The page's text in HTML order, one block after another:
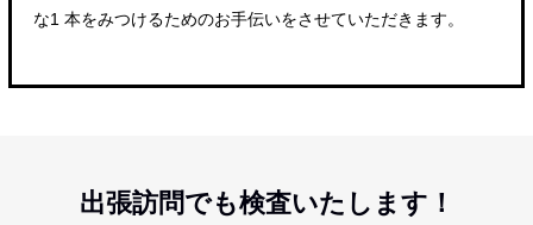
な1 本をみつけるためのお手伝いをさせていただきます。
出張訪問でも検査いたします！